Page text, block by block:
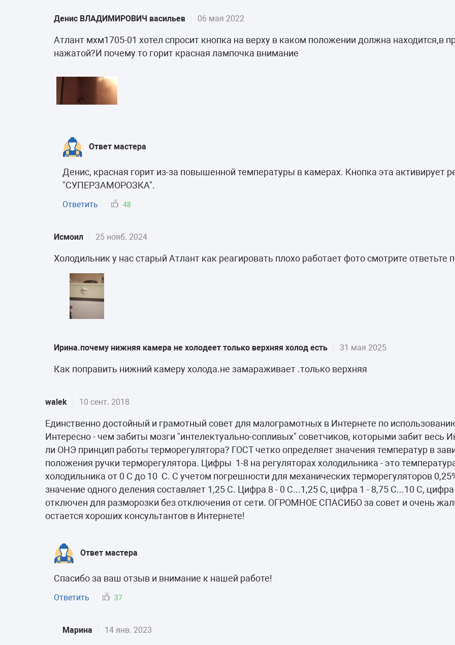
Денис ВЛАДИМИРОВИЧ васильев 06 мая 2022
Атлант мхм1705-01 хотел спросит кнопка на верху в каком положении должна находится,в
нажатой?И почему то горит красная лампочка внимание
Ответ мастера
Денис, красная горит из-за повышенной температуры в камерах. Кнопка эта активирует
"СУПЕРЗАМОРОЗКА".
Ответить 48
Исмоил 25 нояб. 2024
Холодильник у нас старый Атлант как реагировать плохо работает фото смотрите ответьте
Ирина.почему нижняя камера не холодеет только верхняя холод есть 31 мая 2025
Как поправить нижний камеру холода.не замараживает .только верхняя
walek 10 сент. 2018
Единственно достойный и грамотный совет для малограмотных в Интернете по
Интересно - чем забиты мозги "интелектуально-сопливых" советчиков, которыми забит весь
ли ОНЭ принцип работы терморегулятора? ГОСТ четко определяет значения температур в
положения ручки терморегулятора. Цифры 1-8 на регуляторах холодильника - это
холодильника от 0 С до 10 С. С учетом погрешности для механических терморегуляторов
значение одного деления составляет 1,25 С. Цифра 8 - 0 С...1,25 С, цифра 1 - 8,75 С...10 С,
отключен для разморозки без отключения от сети. ОГРОМНОЕ СПАСИБО за совет и очень
остается хороших консультантов в Интернете!
Ответ мастера
Спасибо за ваш отзыв и внимание к нашей работе!
Ответить 37
Марина 14 янв. 2023